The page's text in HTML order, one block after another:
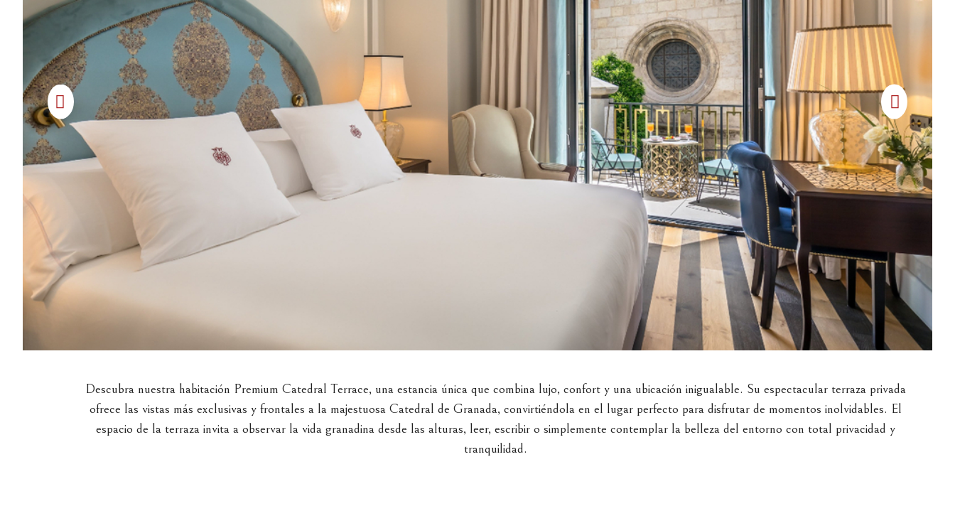
Descubra nuestra habitación Premium Catedral Terrace, una estancia única que combina lujo, confort y una ubicación inigualable. Su espectacular terraza privada
ofrece las vistas más exclusivas y frontales a la majestuosa Catedral de Granada, convirtiéndola en el lugar perfecto para disfrutar de momentos inolvidables. El
espacio de la terraza invita a observar la vida granadina desde las alturas, leer, escribir o simplemente contemplar la belleza del entorno con total privacidad y
tranquilidad.